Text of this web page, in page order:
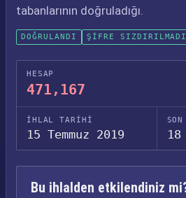
tabanlarının doğruladığı.
DOĞRULANDI ŞIFRE SIZDIRILMADI
HESAP
471,167
İHLAL TARIHI
15 Temmuz 2019 18
Bu ihlalden etkilendiniz